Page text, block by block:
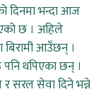
दिनमा भन्दा आज
छ । अहिले
आउँछन् ।
थपिएका छन् ।
सरल सेवा दिने भन्ने